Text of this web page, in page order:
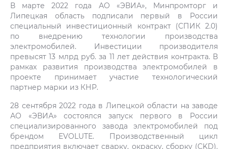
В марте 2022 года АО «ЭВИА», Минпромторг и
Липецкая область подписали первый в России
специальный инвестиционный контракт (СПИК 2.0)
по внедрению технологии производства
электромобилей. Инвестиции производителя
превысят 13 млрд руб. за 11 лет действия контракта. В
рамках развития производства электромобилей в
проекте принимает участие технологический
партнер марки из КНР.
28 сентября 2022 года в Липецкой области на заводе
АО «ЭВИА» состоялся запуск первого в России
специализированного завода электромобилей под
брендом EVOLUTE. Производственный цикл
предприятия включает сварку, окраску, сборку (CKD).